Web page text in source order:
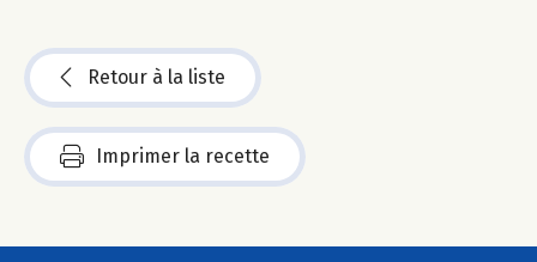
Retour à la liste
Imprimer la recette